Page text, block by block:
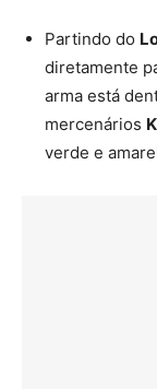
Partindo do
diretamente
arma está
mercenários
verde e